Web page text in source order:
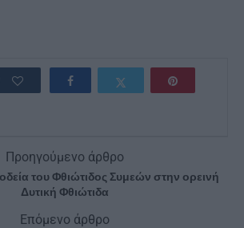
Προηγούμενο άρθρο
του Φθιώτιδος Συμεών στην ορεινή
Δυτική Φθιώτιδα
Επόμενο άρθρο